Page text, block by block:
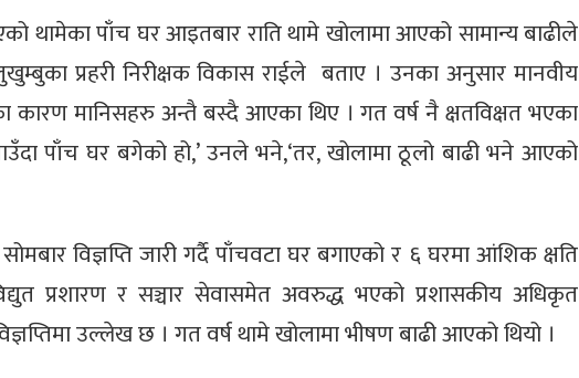
थामेका पाँच घर आइतबार राति थामे खोलामा आएको सामान्य बाढीले
प्रहरी निरीक्षक विकास राईले बताए । उनका अनुसार मानवीय
कारण मानिसहरु अन्तै बस्दै आएका थिए । गत वर्ष नै क्षतविक्षत भएका
पाँच घर बगेको हो,’ उनले भने,‘तर, खोलामा ठूलो बाढी भने आएको
विज्ञप्ति जारी गर्दै पाँचवटा घर बगाएको र ६ घरमा आंशिक क्षति
प्रशारण र सञ्चार सेवासमेत अवरुद्ध भएको प्रशासकीय अधिकृत
उल्लेख छ । गत वर्ष थामे खोलामा भीषण बाढी आएको थियो ।